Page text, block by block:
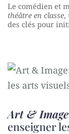
Le comédien et
théâtre en classe,
des clés pour
Art & Image
enseigner